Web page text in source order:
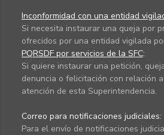
Inconformidad con una entidad
Si necesita instaurar una queja por
ofrecidos por una entidad vigilada
PQRSDF por servicios de la SFC:
Si quiere instaurar una petición,
denuncia o felicitación con relación
atención de esta Superintendencia.
Correo para notificaciones judiciales:
Para el envío de notificaciones